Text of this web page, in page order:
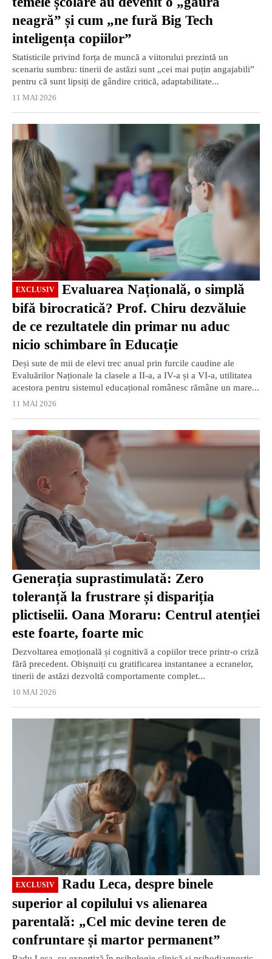
neagră” și cum „ne fură Big Tech
inteligența copiilor”
Statisticile privind forța de muncă a viitorului prezintă un
scenariu sumbru: tinerii de astăzi sunt „cei mai puțin angajabili”
pentru că sunt lipsiți de gândire critică, adaptabilitate...
11 MAI 2026
EXCLUSIV
EXCLUSIV
bifă birocratică? Prof. Chiru dezvăluie
de ce rezultatele din primar nu aduc
nicio schimbare în Educație
Deși sute de mii de elevi trec anual prin furcile caudine ale
Evaluărilor Naționale la clasele a II-a, a IV-a și a VI-a, utilitatea
acestora pentru sistemul educațional românesc rămâne un mare...
11 MAI 2026
Generația suprastimulată: Zero
toleranță la frustrare și dispariția
plictiselii. Oana Moraru: Centrul atenției
este foarte, foarte mic
Dezvoltarea emoțională și cognitivă a copiilor trece printr-o criză
fără precedent. Obișnuiți cu gratificarea instantanee a ecranelor,
tinerii de astăzi dezvoltă comportamente complet...
10 MAI 2026
EXCLUSIV
EXCLUSIV
superior al copilului vs alienarea
parentală: „Cel mic devine teren de
confruntare și martor permanent”